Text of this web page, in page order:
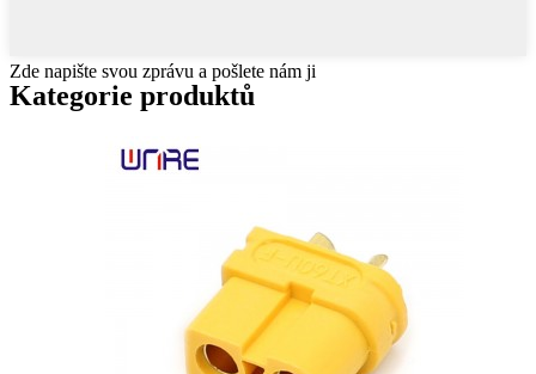
Zde napište svou zprávu a pošlete nám ji
Kategorie produktů